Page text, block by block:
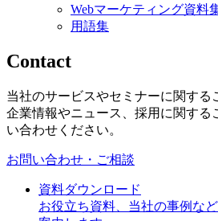
Webマーケティング資料
用語集
Contact
当社のサービスやセミナーに関する
企業情報やニュース、採用に関する
い合わせください。
お問い合わせ・ご相談
資料ダウンロード
お役立ち資料、当社の事例な